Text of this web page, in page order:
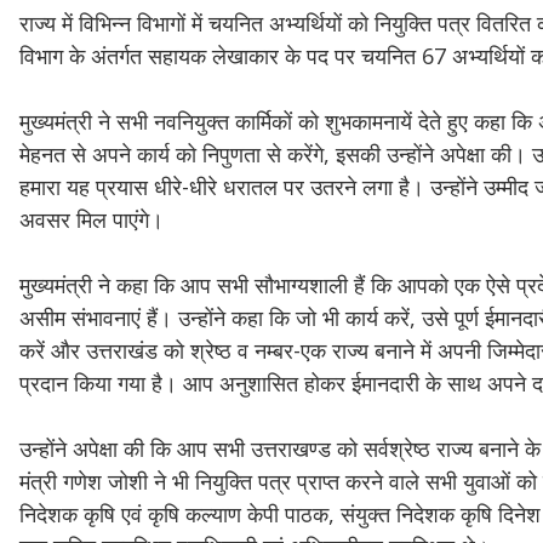
राज्य में विभिन्न विभागों में चयनित अभ्यर्थियों को नियुक्ति पत्र
विभाग के अंतर्गत सहायक लेखाकार के पद पर चयनित 67 अभ्यर्थियों
मुख्यमंत्री ने सभी नवनियुक्त कार्मिकों को शुभकामनायें देते हुए कहा
मेहनत से अपने कार्य को निपुणता से करेंगे, इसकी उन्होंने अपेक्षा
हमारा यह प्रयास धीरे-धीरे धरातल पर उतरने लगा है। उन्होंने
अवसर मिल पाएंगे।
मुख्यमंत्री ने कहा कि आप सभी सौभाग्यशाली हैं कि आपको एक ऐसे
असीम संभावनाएं हैं। उन्होंने कहा कि जो भी कार्य करें, उसे पूर्ण
करें और उत्तराखंड को श्रेष्ठ व नम्बर-एक राज्य बनाने में अपनी
प्रदान किया गया है। आप अनुशासित होकर ईमानदारी के साथ अपने
उन्होंने अपेक्षा की कि आप सभी उत्तराखण्ड को सर्वश्रेष्ठ राज्य बनाने
मंत्री गणेश जोशी ने भी नियुक्ति पत्र प्राप्त करने वाले सभी युवाओं
निदेशक कृषि एवं कृषि कल्याण केपी पाठक, संयुक्त निदेशक कृषि दिनेश